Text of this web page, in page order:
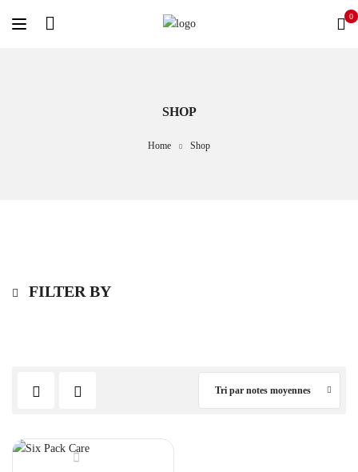
0
SHOP
Home Shop
FILTER BY
Tri par notes moyennes